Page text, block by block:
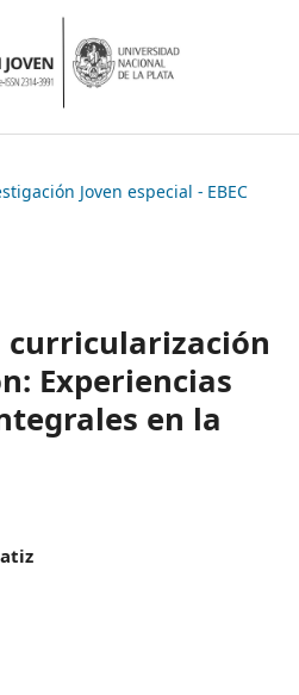
Joven especial - EBEC
curricularización
Experiencias
en la